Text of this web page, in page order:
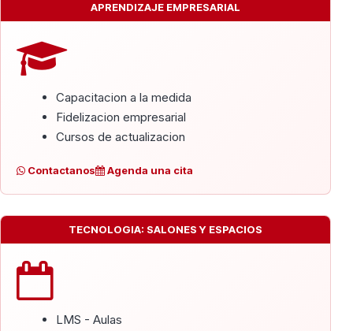
APRENDIZAJE EMPRESARIAL
Capacitacion a la medida
Fidelizacion empresarial
Cursos de actualizacion
Contactanos Agenda una cita
TECNOLOGIA: SALONES Y ESPACIOS
LMS - Aulas